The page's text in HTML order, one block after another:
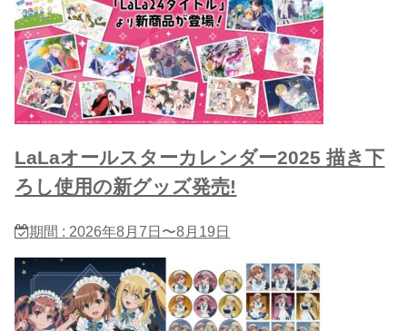
LaLaオールスターカレンダー2025 描き下
ろし使用の新グッズ発売!
期間 : 2026年8月7日〜8月19日